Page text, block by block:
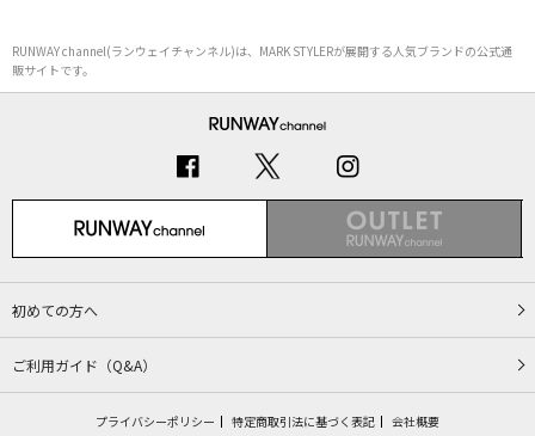
RUNWAY channel(ランウェイチャンネル)は、MARK STYLERが展開する人気ブランドの公式通
販サイトです。
初めての方へ
ご利用ガイド（Q&A）
プライバシーポリシー 特定商取引法に基づく表記 会社概要